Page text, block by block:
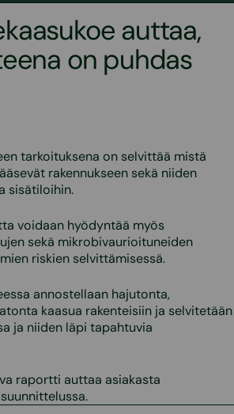
auttaa,
on puhdas
tarkoituksena on selvittää mistä
rakennukseen sekä niiden
sisätiloihin.
voidaan hyödyntää myös
sekä mikrobivaurioituneiden
riskien selvittämisessä.
annostellaan hajutonta,
kaasua rakenteisiin ja selvitetään
ja niiden läpi tapahtuvia
raportti auttaa asiakasta